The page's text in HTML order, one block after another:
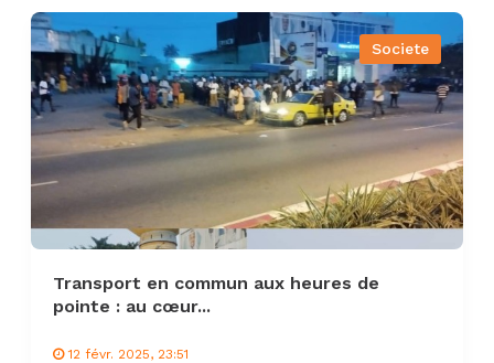
Societe
Transport en commun aux heures de
pointe : au cœur...
12 févr. 2025, 23:51